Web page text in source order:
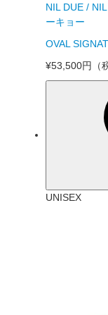
NIL DUE /
ーキョー
OVAL
¥53,500円
（
UNISEX